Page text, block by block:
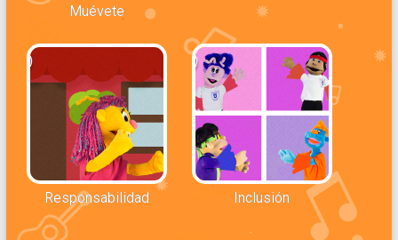
Muévete
Responsabilidad Inclusión